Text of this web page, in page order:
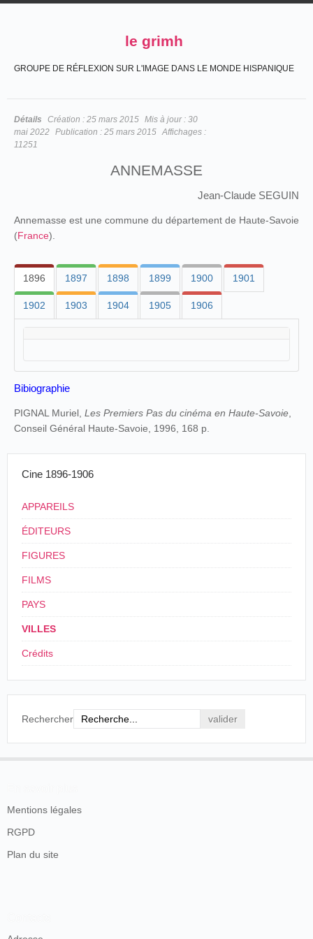
le grimh
GROUPE DE RÉFLEXION SUR L'IMAGE DANS LE MONDE HISPANIQUE
Détails Création : 25 mars 2015 Mis à jour : 30
mai 2022 Publication : 25 mars 2015 Affichages :
11251
ANNEMASSE
Jean-Claude SEGUIN
Annemasse est une commune du département de Haute-Savoie
(France).
1896 1897 1898 1899 1900 1901
1902 1903 1904 1905 1906
Bibiographie
PIGNAL Muriel, Les Premiers Pas du cinéma en Haute-Savoie
Conseil Général Haute-Savoie, 1996, 168 p.
Cine 1896-1906
APPAREILS
ÉDITEURS
FIGURES
FILMS
PAYS
VILLES
Crédits
Rechercher
Mentions légales
RGPD
Plan du site